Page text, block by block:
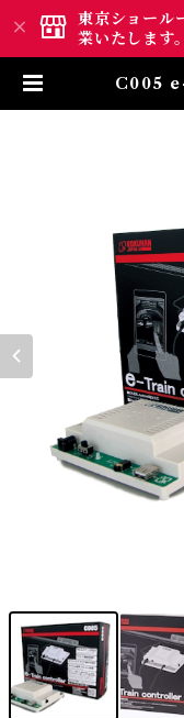
東京ショール
業いたします。
C005 e-